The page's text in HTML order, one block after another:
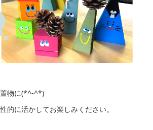
物に(*^-^*)
的に活かしてお楽しみください。